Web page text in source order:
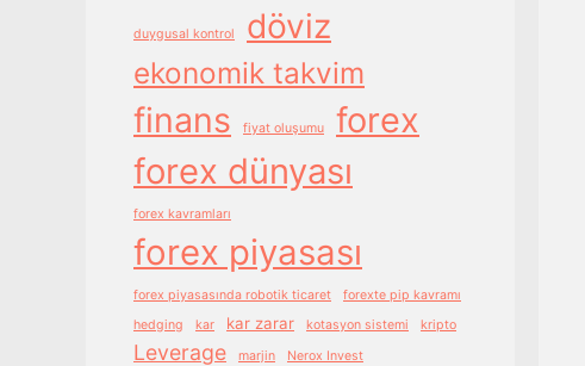
duygusal kontrol döviz
ekonomik takvim
finans fiyat oluşumu
forex
forex dünyası
forex kavramları
forex piyasası
forex piyasasında robotik ticaret
forexte pip kavramı
hedging
kar kar zarar kotasyon sistemi kripto
Leverage marjin
Nerox Invest